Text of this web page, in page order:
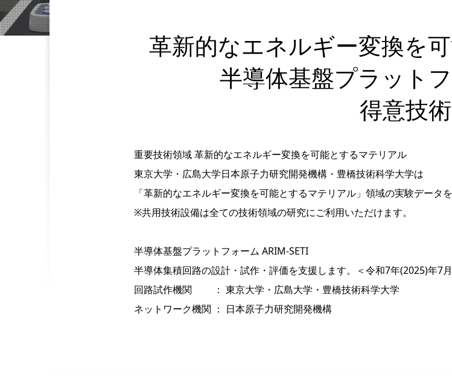
革新的なエネルギー変換を
半導体基盤プラット
得意技術
重要技術領域 革新的なエネルギー変換を可能とするマテリアル
東京大学・広島大学日本原子力研究開発機構・豊橋技術科学大学は
「革新的なエネルギー変換を可能とするマテリアル」領域の実験データ
※共用技術設備は全ての技術領域の研究にご利用いただけます。
半導体基盤プラットフォーム ARIM-SETI
半導体集積回路の設計・試作・評価を支援します。＜令和7年(2025)年7
回路試作機関 ： 東京大学・広島大学・豊橋技術科学大学
ネットワーク機関 ： 日本原子力研究開発機構